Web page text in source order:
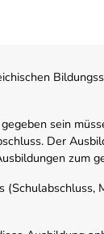
sein
Der
zum